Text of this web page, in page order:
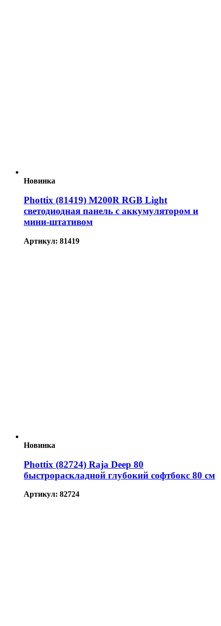
Новинка
Phottix (81419) M200R RGB Light
светодиодная панель с аккумулятором и
мини-штативом
Артикул: 81419
Новинка
Phottix (82724) Raja Deep 80
быстрораскладной глубокий софтбокс 80 см
Артикул: 82724